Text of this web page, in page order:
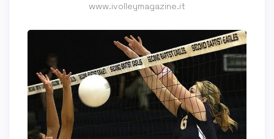
www.ivolleymagazine.it